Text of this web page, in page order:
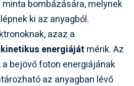
bombázására, melynek
ki az anyagból.
azaz a
kinetikus energiáját mérik. Az
bejövő foton energiájának
az anyagban lévő